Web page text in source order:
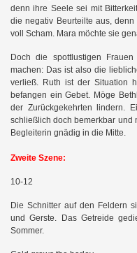
denn ihre Seele sei mit
die negativ Beurteilte aus,
voll Scham. Mara möchte sie
Doch die spottlustigen
machen: Das ist also die
verließ. Ruth ist der Situation
befangen ein Gebet. Möge
der Zurückgekehrten lindern.
schließlich doch bemerkbar und
Begleiterin gnädig in die Mitte.
Zweite Szene:
10-12
Die Schnitter auf den Feldern
und Gerste. Das Getreide
Sommer.